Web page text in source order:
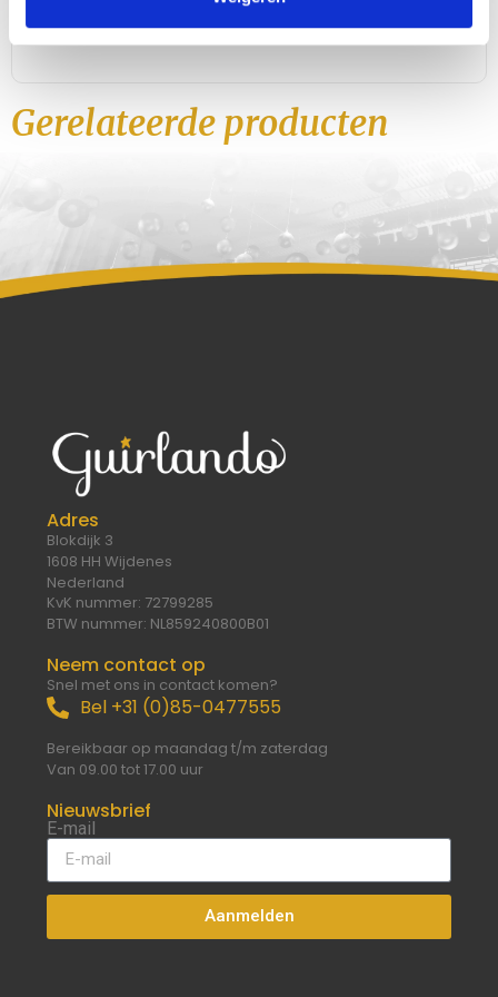
Gerelateerde producten
Adres
Blokdijk 3
1608 HH Wijdenes
Nederland
KvK nummer: 72799285
BTW nummer: NL859240800B01
Neem contact op
Snel met ons in contact komen?
Bel +31 (0)85-0477555
Bereikbaar op maandag t/m zaterdag
Van 09.00 tot 17.00 uur
Nieuwsbrief
E-mail
Aanmelden